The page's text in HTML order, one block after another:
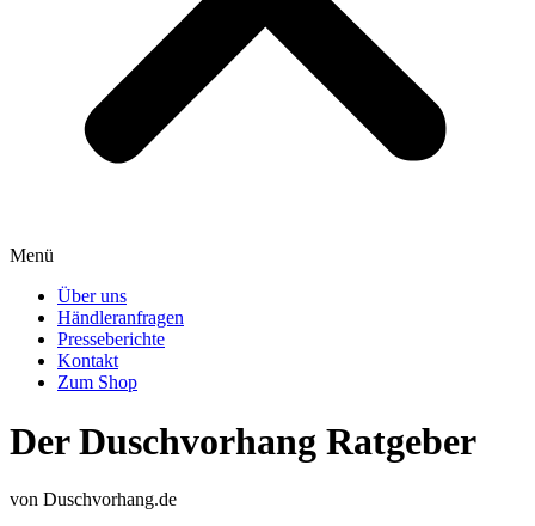
Menü
Über uns
Händleranfragen
Presseberichte
Kontakt
Zum Shop
Der Duschvorhang Ratgeber
von Duschvorhang.de